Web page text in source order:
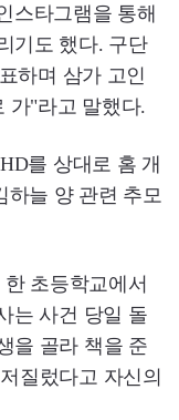
스타그램을 통해
기도 했다. 구단
하며 삼가 고인
가"라고 말했다.
를 상대로 홈 개
하늘 양 관련 추모
초등학교에서
는 사건 당일 돌
을 골라 책을 준
질렀다고 자신의